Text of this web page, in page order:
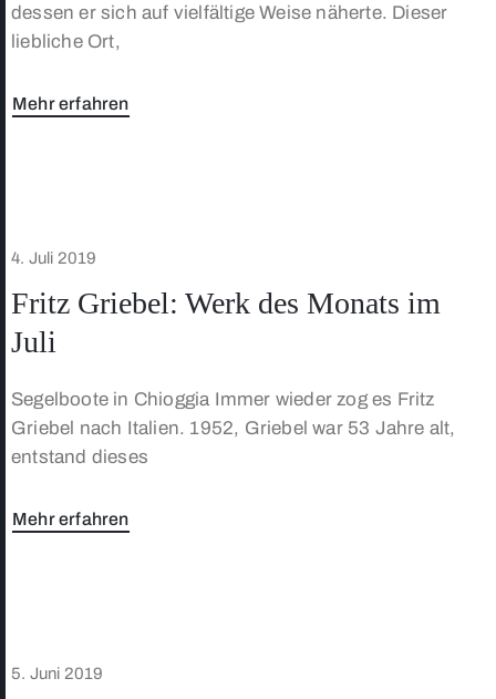
dessen er sich auf vielfältige Weise näherte. Dieser
liebliche Ort,
Mehr erfahren
4. Juli 2019
Fritz Griebel: Werk des Monats im
Juli
Segelboote in Chioggia Immer wieder zog es Fritz
Griebel nach Italien. 1952, Griebel war 53 Jahre alt,
entstand dieses
Mehr erfahren
5. Juni 2019